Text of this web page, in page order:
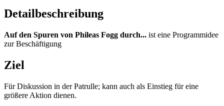
Detailbeschreibung
Auf den Spuren von Phileas Fogg durch... ist eine Programmidee
zur Beschäftigung
Ziel
Für Diskussion in der Patrulle; kann auch als Einstieg für eine
größere Aktion dienen.